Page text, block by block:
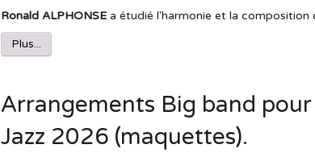
Ronald ALPHONSEa étudié l'harmonie et la composition
Plus...
Arrangements Big band
Jazz 2026 (maquettes).